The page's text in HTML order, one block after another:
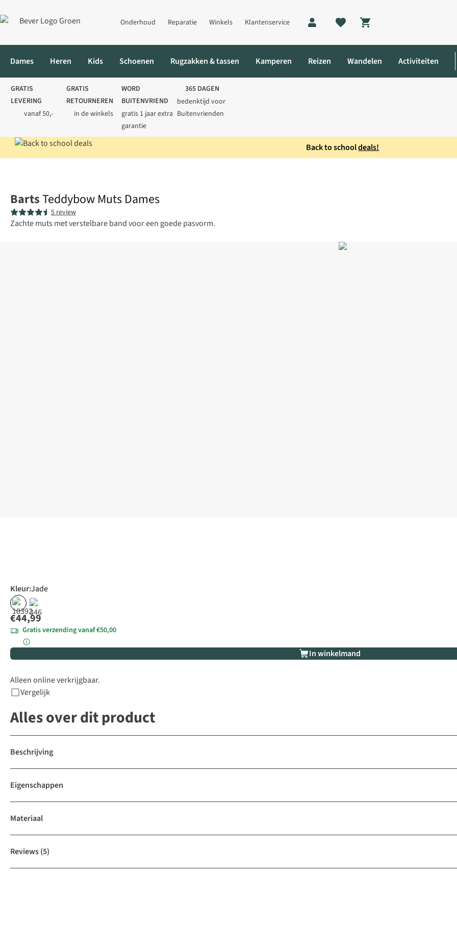
Onderhoud Reparatie Winkels Klantenservice
Shopping cart
Dames Heren Kids Schoenen Rugzakken & tassen Kamperen Reizen Wandelen Activiteiten
GRATIS
LEVERING
vanaf 50,-
GRATIS
RETOURNEREN
in de winkels
WORD
BUITENVRIEND
gratis 1 jaar extra
garantie
365 DAGEN
bedenktijd voor
Buitenvrienden
Back to schooldeals!
BartsTeddybow Muts Dames
5 review
Zachte muts met verstelbare band voor een goede pasvorm.
Kleur:Jade
%
€44,99
Gratis verzending vanaf €50,00
In winkelmand
Alleen online verkrijgbaar.
Vergelijk
Alles over dit product
Beschrijving
Eigenschappen
Materiaal
Reviews(5)